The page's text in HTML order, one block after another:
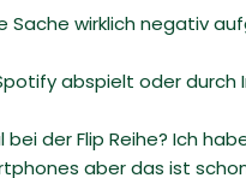
wirklich negativ
abspielt oder
bei der Flip Reihe? Ich
aber das ist